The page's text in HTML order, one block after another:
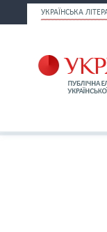
УКРАЇНСЬКА